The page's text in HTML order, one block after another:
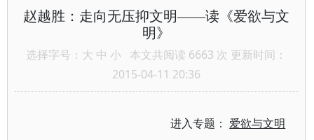
赵越胜：走向无压抑文明——读《爱欲与文
明》
选择字号： 大 中 小 本文共阅读 6663 次 更新时间：
2015-04-11 20:36
进入专题：爱欲与文明